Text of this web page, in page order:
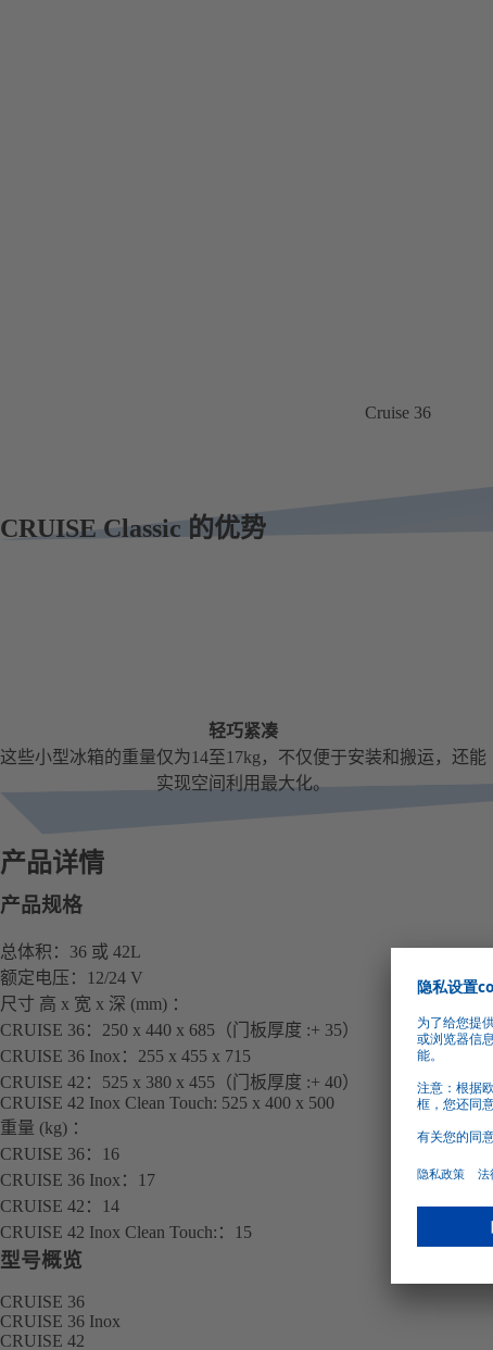
Cruise 36
CRUISE Classic 的优势
轻巧紧凑
这些小型冰箱的重量仅为14至17kg，不仅便于安装和搬运，还能
实现空间利用最大化。
产品详情
产品规格
总体积：36 或 42L
额定电压：12/24 V
尺寸 高 x 宽 x 深 (mm) ：
CRUISE 36： 250 x 440 x 685（门板厚度 :+ 35）
CRUISE 36 Inox： 255 x 455 x 715
CRUISE 42： 525 x 380 x 455（门板厚度 :+ 40）
CRUISE 42 Inox Clean Touch: 525 x 400 x 500
重量 (kg) ：
CRUISE 36：
16
CRUISE 36 Inox：
17
CRUISE 42：
14
CRUISE 42 Inox Clean Touch:：
15
型号概览
CRUISE 36
CRUISE 36 Inox
CRUISE 42